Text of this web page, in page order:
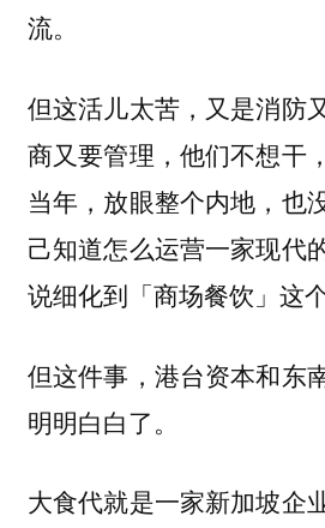
流。
但这活儿太苦，又是消防
商又要管理，他们不想干
当年，放眼整个内地，也
己知道怎么运营一家现代
说细化到「商场餐饮」这
但这件事，港台资本和东
明明白白了。
大食代就是一家新加坡企